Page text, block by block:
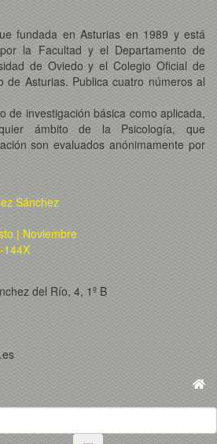
fundada en Asturias en 1989 y está
la Facultad y el Departamento de
de Oviedo y el Colegio Oficial de
de Asturias. Publica cuatro números al
de investigación básica como aplicada,
ámbito de la Psicología, que
son evaluados anónimamente por
Sánchez
| Noviembre
144X
del Río, 4, 1º B